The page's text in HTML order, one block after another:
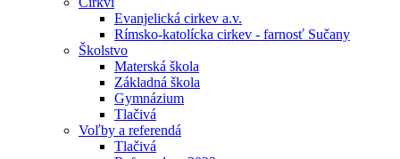
Evanjelická cirkev a.v.
Rímsko-katolícka cirkev - farnosť Sučany
Školstvo
Materská škola
Základná škola
Gymnázium
Tlačivá
Voľby a referendá
Tlačivá